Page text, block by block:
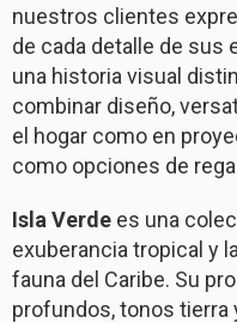
nuestros clientes
de cada detalle de sus
una historia visual
combinar diseño,
el hogar como en
como opciones de
Isla Verde es una
exuberancia tropical y
fauna del Caribe. Su
profundos, tonos tierra